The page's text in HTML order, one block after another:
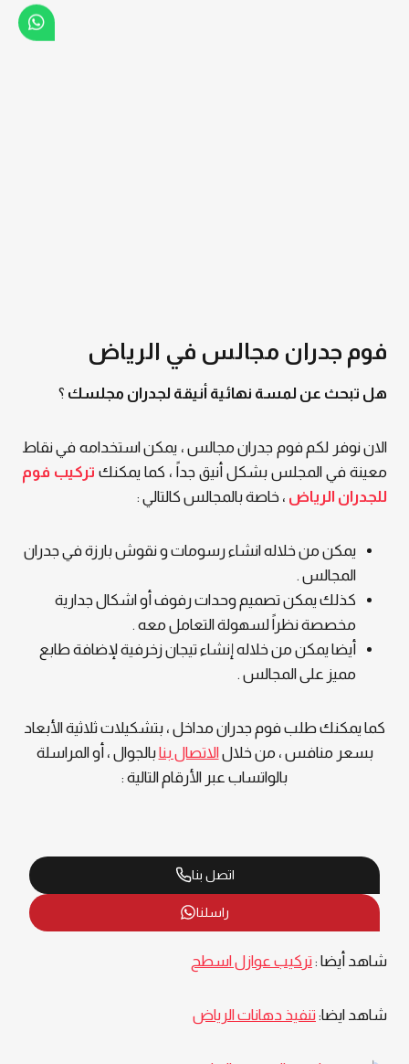
فوم جدران مجالس في الرياض
هل تبحث عن لمسة نهائية أنيقة لجدران مجلسك ؟
الان نوفر لكم فوم جدران مجالس ، يمكن استخدامه في نقاط
معينة في المجلس بشكل أنيق جداً ، كما يمكنك تركيب فوم
للجدران الرياض ، خاصة بالمجالس كالتالي :
يمكن من خلاله انشاء رسومات و نقوش بارزة في جدران
المجالس .
كذلك يمكن تصميم وحدات رفوف أو اشكال جدارية
مخصصة نظراً لسهولة التعامل معه .
أيضا يمكن من خلاله إنشاء تيجان زخرفية لإضافة طابع
مميز على المجالس .
كما يمكنك طلب فوم جدران مداخل ، بتشكيلات ثلاثية الأبعاد
بسعر منافس ، من خلالالاتصال بنابالجوال ، أو المراسلة
بالواتساب عبر الأرقام التالية :
اتصل بنا
راسلنا
شاهد أيضا :تركيب عوازل اسطح
شاهد ايضا:تنفيذ دهانات الرياض